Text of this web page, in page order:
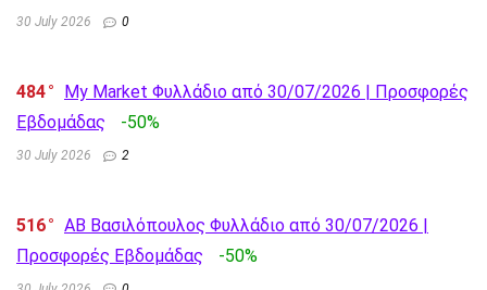
30 July 2026 0
484
My Market Φυλλάδιο από 30/07/2026 | Προσφορές
Εβδομάδας
-50%
30 July 2026 2
516
AB Βασιλόπουλος Φυλλάδιο από 30/07/2026 |
Προσφορές Εβδομάδας
-50%